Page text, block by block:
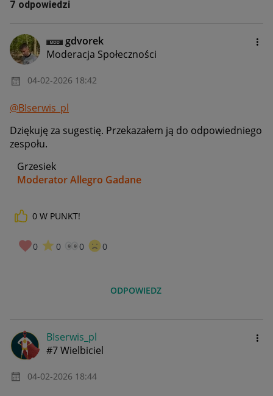
7 odpowiedzi
gdvorek
Moderacja Społeczności
‎04-02-2026 18:42
@BIserwis_pl
Dziękuję za sugestię. Przekazałem ją do odpowiedniego
zespołu.
Grzesiek
Moderator Allegro Gadane
0 W PUNKT!
0 0 0 0
ODPOWIEDZ
BIserwis_pl
#7 Wielbiciel
‎04-02-2026 18:44